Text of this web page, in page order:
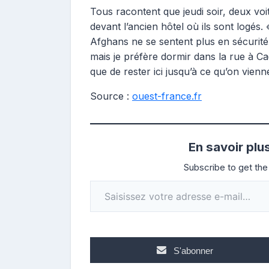
Tous racontent que jeudi soir, deux
devant l’ancien hôtel où ils sont logés.
Afghans ne se sentent plus en
mais je préfère dormir dans la rue à
que de rester ici jusqu’à ce qu’on
Source : ouest-france.fr
En savoir
Subscribe to get
Saisissez votre adresse e-mail…
S'abonner